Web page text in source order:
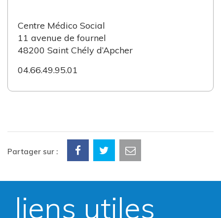
Centre Médico Social
11 avenue de fournel
48200 Saint Chély d’Apcher
04.66.49.95.01
Partager sur :
liens utiles